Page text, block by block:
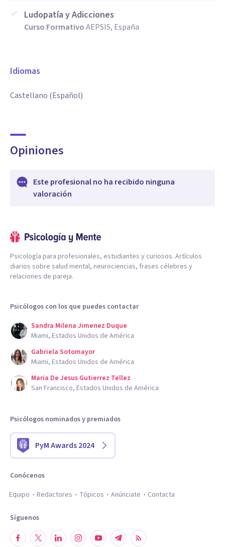
Ludopatía y Adicciones
Curso FormativoAEPSIS, España
Idiomas
Castellano (Español)
Opiniones
Este profesional no ha recibido ninguna
valoración
Psicología para profesionales, estudiantes y curiosos. Artículos
diarios sobre salud mental, neurociencias, frases célebres y
relaciones de pareja.
Psicólogos con los que puedes contactar
Sandra Milena Jimenez Duque
Miami, Estados Unidos de América
Gabriela Sotomayor
Miami, Estados Unidos de América
Maria De Jesus Gutierrez Tellez
San Francisco, Estados Unidos de América
Psicólogos nominados y premiados
PyM Awards 2024
Conócenos
Equipo
Redactores Tópicos Anúnciate Contacta
Síguenos